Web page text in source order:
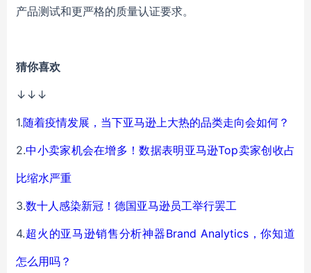
产品测试和更严格的质量认证要求。
猜你喜欢
↓↓↓
1.随着疫情发展，当下亚马逊上大热的品类走向会如何？
2.中小卖家机会在增多！数据表明亚马逊Top卖家创收占
比缩水严重
3.数十人感染新冠！德国亚马逊员工举行罢工
4.超火的亚马逊销售分析神器Brand Analytics，你知道
怎么用吗？